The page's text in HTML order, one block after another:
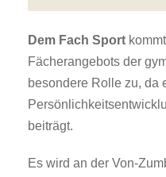
Dem Fach Sport
Fächerangebots der
besondere Rolle zu, da
beiträgt.
Es wird an der Von-